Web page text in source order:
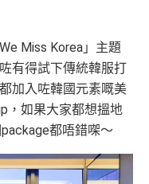
Miss Korea」主題
有得試下傳統韓服打
加入咗韓國元素嘅美
，如果大家都想搵地
都唔錯㗎～